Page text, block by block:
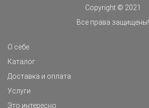
Copyright © 2021
Все права защищены!
О себе
Каталог
Доставка и оплата
Услуги
Это интересно